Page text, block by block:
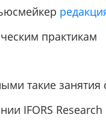
практикам
такие
IFORS